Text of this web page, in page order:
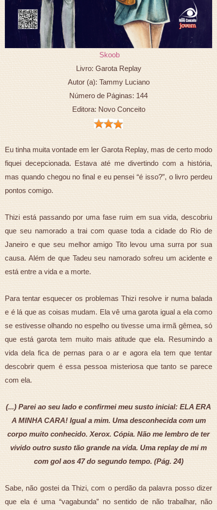
Skoob
Livro: Garota Replay
Autor (a): Tammy Luciano
Número de Páginas: 144
Editora: Novo Conceito
Eu tinha muita vontade em ler Garota Replay, mas de certo modo
fiquei decepcionada. Estava até me divertindo com a história,
mas quando chegou no final e eu pensei “é isso?”, o livro perdeu
pontos comigo.
Thizi está passando por uma fase ruim em sua vida, descobriu
que seu namorado a trai com quase toda a cidade do Rio de
Janeiro e que seu melhor amigo Tito levou uma surra por sua
causa. Além de que Tadeu seu namorado sofreu um acidente e
está entre a vida e a morte.
Para tentar esquecer os problemas Thizi resolve ir numa balada
e é lá que as coisas mudam. Ela vê uma garota igual a ela como
se estivesse olhando no espelho ou tivesse uma irmã gêmea, só
que está garota tem muito mais atitude que ela. Resumindo a
vida dela fica de pernas para o ar e agora ela tem que tentar
descobrir quem é essa pessoa misteriosa que tanto se parece
com ela.
(...) Parei ao seu lado e confirmei meu susto inicial: ELA ERA
A MINHA CARA! Igual a mim. Uma desconhecida com um
corpo muito conhecido. Xerox. Cópia. Não me lembro de ter
vivido outro susto tão grande na vida. Uma replay de mi m
com gol aos 47 do segundo tempo. (Pág. 24)
Sabe, não gostei da Thizi, com o perdão da palavra posso dizer
que ela é uma “vagabunda” no sentido de não trabalhar, não